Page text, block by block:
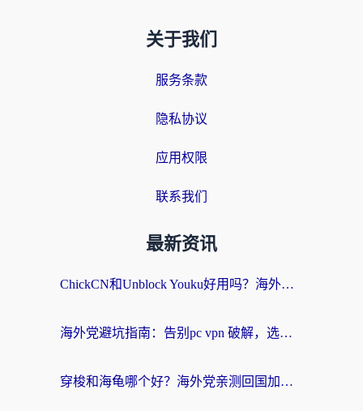
关于我们
服务条款
隐私协议
应用权限
联系我们
最新资讯
ChickCN和Unblock Youku好用吗？海外党亲测3款回国加速器，附iOS免费选择指南
海外党避坑指南：告别pc vpn 破解，选对回国加速器轻松访问国内资源
穿梭和海龟哪个好？海外党亲测回国加速器，附电脑免费VPN推荐